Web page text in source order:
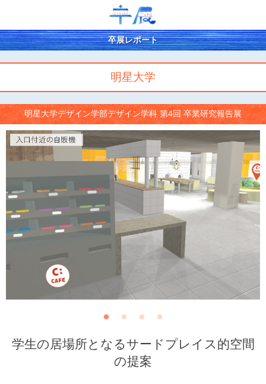
卒展レポート
明星大学
明星大学デザイン学部デザイン学科 第4回 卒業研究報告展
学生の居場所となるサードプレイス的空間
の提案